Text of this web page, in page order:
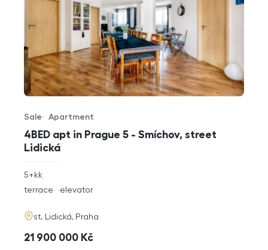
4BED apt in Prague 5 - Smíchov, street
Lidická
Offer type
Sale
Property type
Apartment
rozměry
5+kk
funkce
terrace elevator
adresa
st. Lidická, Praha
cena
21 900 000 Kč